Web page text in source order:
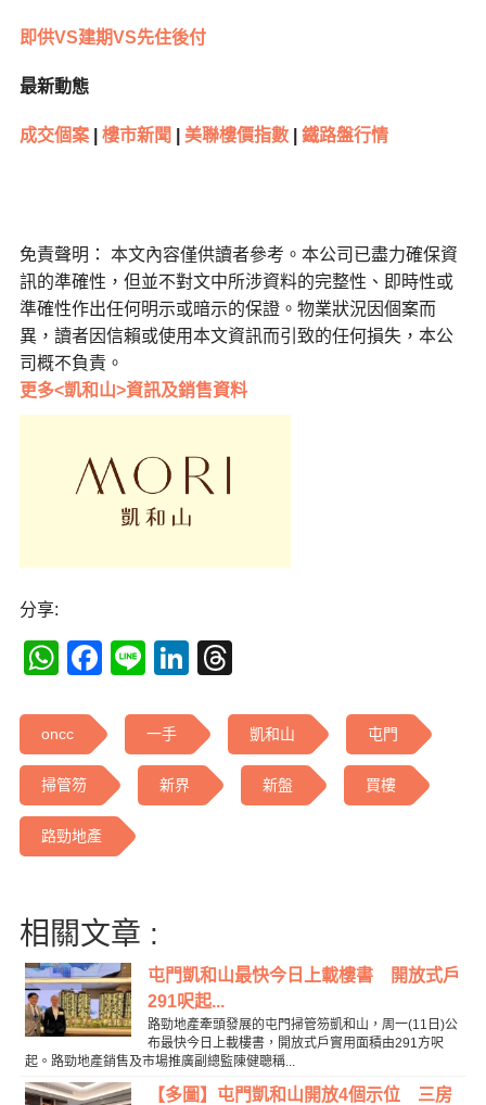
即供VS建期VS先住後付
最新動態
成交個案| 樓市新聞 美聯樓價指數| 鐵路盤行情
免責聲明： 本文內容僅供讀者參考。本公司已盡力確保資
訊的準確性，但並不對文中所涉資料的完整性、即時性或
準確性作出任何明示或暗示的保證。物業狀況因個案而
異，讀者因信賴或使用本文資訊而引致的任何損失，本公
司概不負責。
更多<凱和山>資訊及銷售資料
分享:
WhatsApp
Facebook
LineLinkedIn
oncc 一手 凱和山 屯門
掃管笏 新界 新盤 買樓
路勁地產
相關文章 :
屯門凱和山最快今日上載樓書 開放式戶
291呎起...
路勁地產牽頭發展的屯門掃管笏凱和山，周一(11日)公
布最快今日上載樓書，開放式戶實用面積由291方呎
起。路勁地產銷售及市場推廣副總監陳健聰稱...
【多圖】屯門凱和山開放4個示位 三房